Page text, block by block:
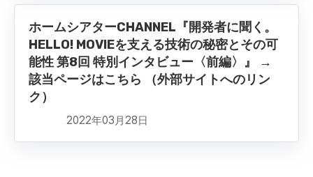
ホームシアターCHANNEL『開発者に聞く。
HELLO! MOVIEを支える技術の秘密とその可
能性 第8回 特別インタビュー〈前編〉』 →
該当ページはこちら （外部サイトへのリン
ク）
2022年03月28日